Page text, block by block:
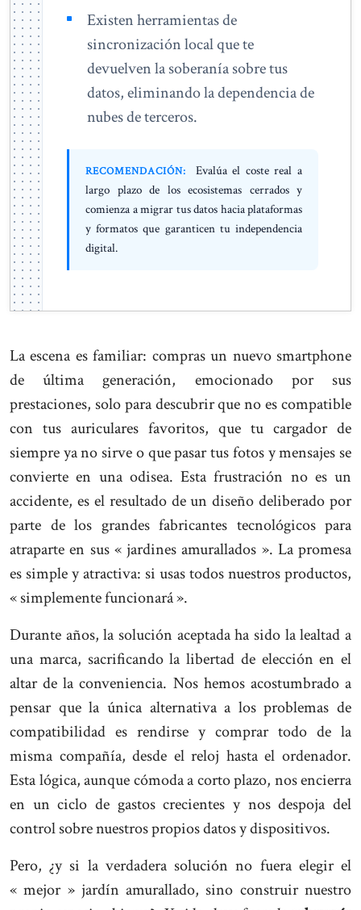
Existen herramientas de
sincronización local que te
devuelven la soberanía sobre tus
datos, eliminando la dependencia de
nubes de terceros.
RECOMENDACIÓN:
Evalúa el coste real a
largo plazo de los ecosistemas cerrados y
comienza a migrar tus datos hacia plataformas
y formatos que garanticen tu independencia
digital.
La escena es familiar: compras un nuevo smartphone
de última generación, emocionado por sus
prestaciones, solo para descubrir que no es compatible
con tus auriculares favoritos, que tu cargador de
siempre ya no sirve o que pasar tus fotos y mensajes se
convierte en una odisea. Esta frustración no es un
accidente, es el resultado de un diseño deliberado por
parte de los grandes fabricantes tecnológicos para
atraparte en sus « jardines amurallados ». La promesa
es simple y atractiva: si usas todos nuestros productos,
« simplemente funcionará ».
Durante años, la solución aceptada ha sido la lealtad a
una marca, sacrificando la libertad de elección en el
altar de la conveniencia. Nos hemos acostumbrado a
pensar que la única alternativa a los problemas de
compatibilidad es rendirse y comprar todo de la
misma compañía, desde el reloj hasta el ordenador.
Esta lógica, aunque cómoda a corto plazo, nos encierra
en un ciclo de gastos crecientes y nos despoja del
control sobre nuestros propios datos y dispositivos.
Pero, ¿y si la verdadera solución no fuera elegir el
« mejor » jardín amurallado, sino construir nuestro